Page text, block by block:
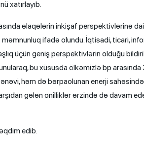
xatırlayıb.
əlaqələrin inkişaf perspektivlərinə
ifadə olundu. İqtisadi, ticari,
üçün geniş perspektivlərin olduğu
bu xüsusda ölkəmizlə bp
həm də bərpaolunan enerji
gələn onilliklər ərzində də davam
edib.